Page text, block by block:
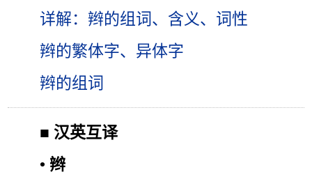
详解：辫的组词、含义、词性
辫的繁体字、异体字
辫的组词
■ 汉英互译
• 辫